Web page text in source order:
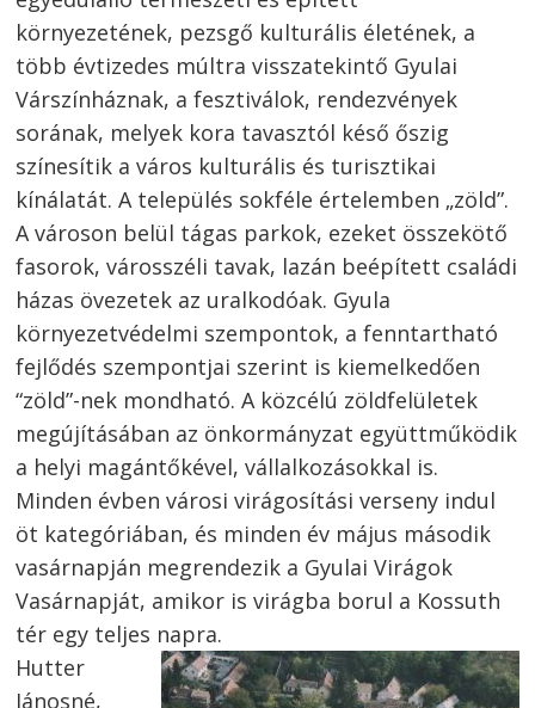
környezetének, pezsgő kulturális életének, a
több évtizedes múltra visszatekintő Gyulai
Várszínháznak, a fesztiválok, rendezvények
sorának, melyek kora tavasztól késő őszig
színesítik a város kulturális és turisztikai
kínálatát. A település sokféle értelemben „zöld”.
A városon belül tágas parkok, ezeket összekötő
fasorok, városszéli tavak, lazán beépített családi
házas övezetek az uralkodóak. Gyula
környezetvédelmi szempontok, a fenntartható
fejlődés szempontjai szerint is kiemelkedően
“zöld”-nek mondható. A közcélú zöldfelületek
megújításában az önkormányzat együttműködik
a helyi magántőkével, vállalkozásokkal is.
Minden évben városi virágosítási verseny indul
öt kategóriában, és minden év május második
vasárnapján megrendezik a Gyulai Virágok
Vasárnapját, amikor is virágba borul a Kossuth
tér egy teljes napra.
Hutter
Jánosné,
Bejegyzés
navigáció